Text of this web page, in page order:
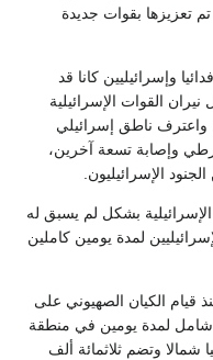
تم تعزيزها بقوات جديدة
وإسرائيليين كانا قد
القوات الإسرائيلية
ناطق إسرائيلي
وجرح 82، ومقتل شرطي وإصابة تسعة آخرين،
الإسرائيليون.
بشكل لم يسبق له
لمدة يومين كاملين
قيام الكيان الصهيوني على
لمدة يومين في منطقة
شمالا وتضم ثلاثمائة ألف